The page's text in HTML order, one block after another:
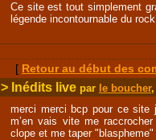
Ce site est tout simplement
légende incontournable du
[ Retour au début des
> Inédits live par le boucher,
merci merci bcp pour ce site
m’en vais vite me
clope et me taper